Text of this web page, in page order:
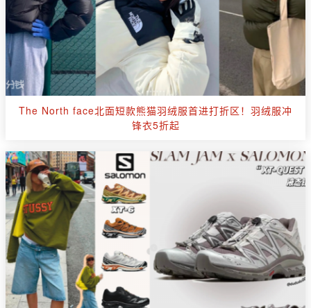
The North face北面短款熊猫羽绒服首进打折区！羽绒服冲
锋衣5折起